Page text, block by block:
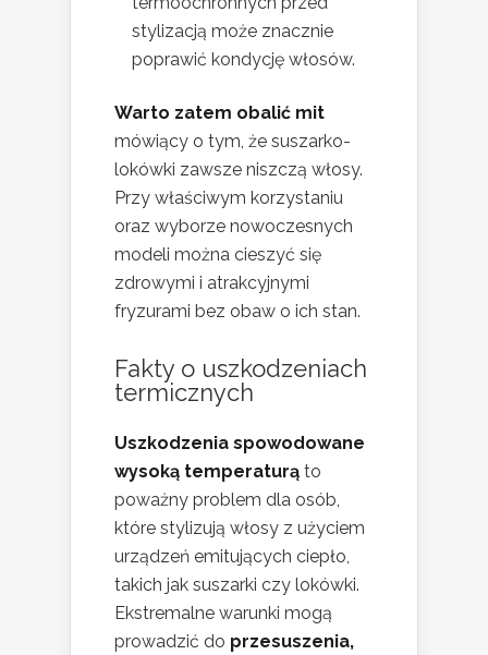
stylizacją może znacznie
poprawić kondycję włosów.
Warto zatem obalić mit
mówiący o tym, że suszarko-
lokówki zawsze niszczą włosy.
Przy właściwym korzystaniu
oraz wyborze nowoczesnych
modeli można cieszyć się
zdrowymi i atrakcyjnymi
fryzurami bez obaw o ich stan.
Fakty o uszkodzeniach
termicznych
Uszkodzenia spowodowane
wysoką temperaturą to
poważny problem dla osób,
które stylizują włosy z użyciem
urządzeń emitujących ciepło,
takich jak suszarki czy lokówki.
Ekstremalne warunki mogą
prowadzić do przesuszenia,